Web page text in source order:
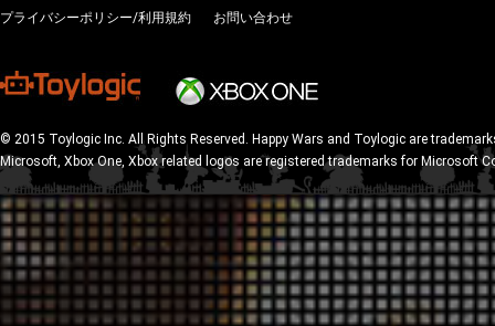
プライバシーポリシー/利用規約 お問い合わせ
© 2015 Toylogic Inc. All Rights Reserved. Happy Wars and Toylogic are
Microsoft, Xbox One, Xbox related logos are registered trademarks for Microsoft